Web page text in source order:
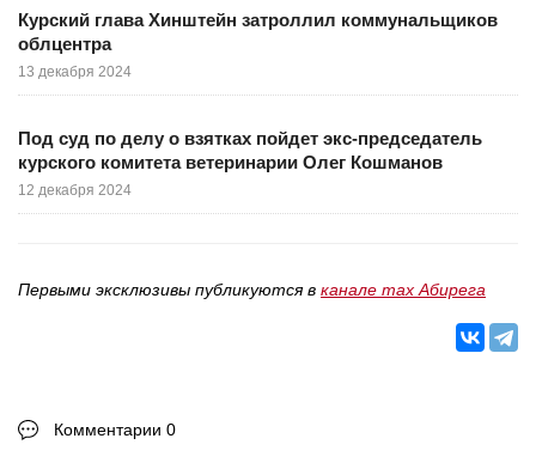
Курский глава Хинштейн затроллил коммунальщиков
облцентра
13 декабря 2024
Под суд по делу о взятках пойдет экс-председатель
курского комитета ветеринарии Олег Кошманов
12 декабря 2024
Первыми эксклюзивы публикуются в канале max Абирега
Комментарии 0